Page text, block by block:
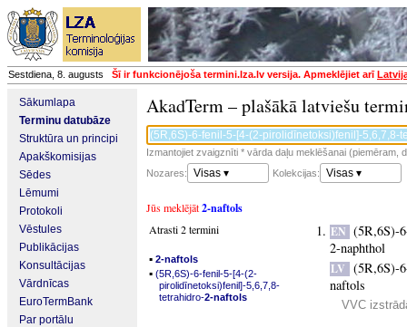
Sestdiena, 8. augusts Šī ir funkcionējoša termini.lza.lv versija. Apmeklējiet arī
Sākumlapa
Terminu datubāze
Struktūra un principi
Apakškomisijas
Sēdes
Lēmumi
Protokoli
Vēstules
Publikācijas
Konsultācijas
Vārdnīcas
EuroTermBank
Par portālu
AkadTerm – plašākā latviešu
Izmantojiet zvaigznīti * vārda daļu meklēšanai (piemēram,
Nozares:
Visas ▾ Kolekcijas: Visas ▾
Jūs meklējāt2-naftols
Atrasti 2 termini
▪ 2-naftols
▪ (5R,6S)-6-fenil-5-[4-(2-
pirolidīnetoksi)fenil]-5,6,7,8-
tetrahidro-2-naftols
EN (5R,6S)-
2-naphthol
LV (5R,6S)-
naftols
VVC